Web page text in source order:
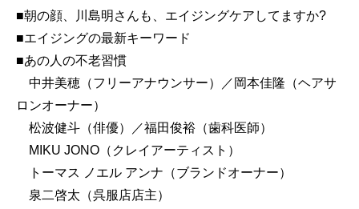
■朝の顔、川島明さんも、エイジングケアしてますか?
■エイジングの最新キーワード
■あの人の不老習慣
中井美穂（フリーアナウンサー）／岡本佳隆（ヘアサ
ロンオーナー）
松波健斗（俳優）／福田俊裕（歯科医師）
MIKU JONO（クレイアーティスト）
トーマス ノエル アンナ（ブランドオーナー）
泉二啓太（呉服店店主）